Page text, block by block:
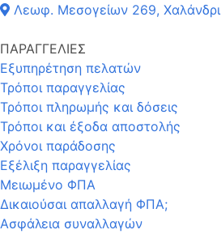
Λεωφ. Μεσογείων 269, Χαλάνδρι
ΠΑΡΑΓΓΕΛΙΕΣ
Εξυπηρέτηση πελατών
Τρόποι παραγγελίας
Τρόποι πληρωμής και δόσεις
Τρόποι και έξοδα αποστολής
Χρόνοι παράδοσης
Εξέλιξη παραγγελίας
Μειωμένο ΦΠΑ
Δικαιούσαι απαλλαγή ΦΠΑ;
Ασφάλεια συναλλαγών